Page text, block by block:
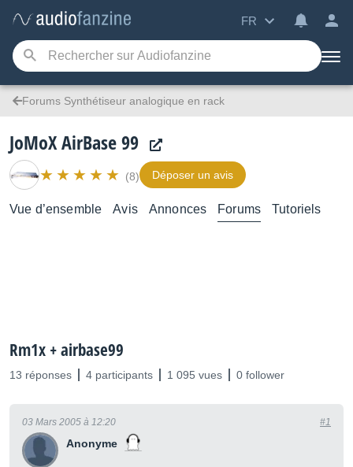
FR
Forums Synthétiseur analogique en rack
JoMoX AirBase 99
(8) Déposer un avis
Vue d’ensemble Avis Annonces Forums Tutoriels
Rm1x + airbase99
13 réponses 4 participants 1 095 vues 0 follower
Anonyme
03 Mars 2005 à 12:20 #1